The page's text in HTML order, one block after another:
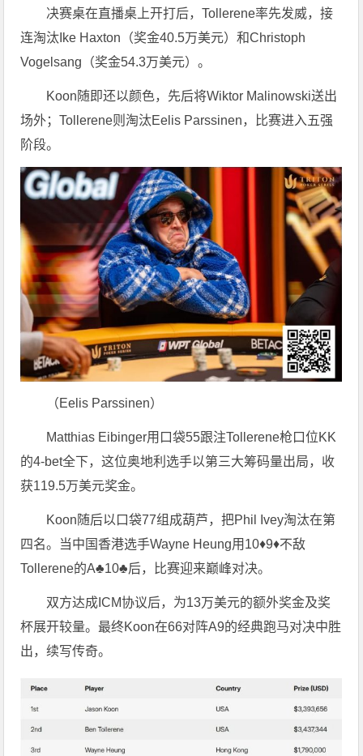
决赛桌在直播桌上开打后，Tollerene率先发威，接
连淘汰Ike Haxton（奖金40.5万美元）和Christoph
Vogelsang（奖金54.3万美元）。
Koon随即还以颜色，先后将Wiktor Malinowski送出
场外；Tollerene则淘汰Eelis Parssinen，比赛进入五强
阶段。
（Eelis Parssinen）
Matthias Eibinger用口袋55跟注Tollerene枪口位KK
的4-bet全下，这位奥地利选手以第三大筹码量出局，收
获119.5万美元奖金。
Koon随后以口袋77组成葫芦，把Phil Ivey淘汰在第
四名。当中国香港选手Wayne Heung用10♦9♦不敌
Tollerene的A♣10♣后，比赛迎来巅峰对决。
双方达成ICM协议后，为13万美元的额外奖金及奖
杯展开较量。最终Koon在66对阵A9的经典跑马对决中胜
出，续写传奇。